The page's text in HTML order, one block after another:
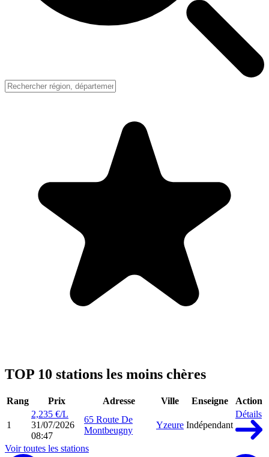
TOP 10 stations les moins chères
Rang Prix Adresse Ville Enseigne Action
1
2,235 €/L
31/07/2026
08:47
65 Route De
Montbeugny
Yzeure Indépendant
Détails
Voir toutes les stations